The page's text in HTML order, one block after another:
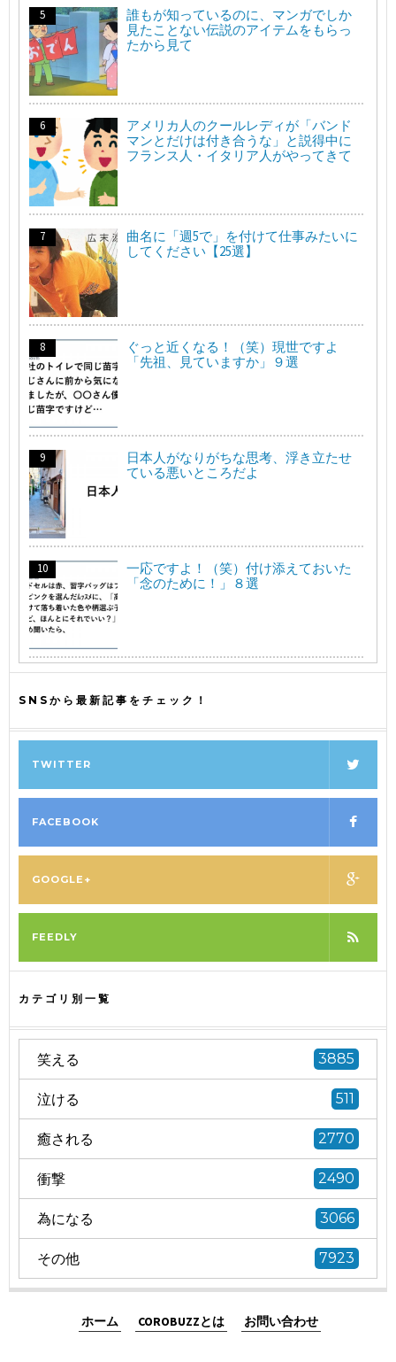
誰もが知っているのに、マンガでしか
見たことない伝説のアイテムをもらっ
たから見て
アメリカ人のクールレディが「バンド
マンとだけは付き合うな」と説得中に
フランス人・イタリア人がやってきて
曲名に「週5で」を付けて仕事みたいに
してください【25選】
ぐっと近くなる！（笑）現世ですよ
「先祖、見ていますか」９選
日本人がなりがちな思考、浮き立たせ
ている悪いところだよ
一応ですよ！（笑）付け添えておいた
「念のために！」８選
SNSから最新記事をチェック！
TWITTER
FACEBOOK
GOOGLE+
FEEDLY
カテゴリ別一覧
笑える 3885
泣ける 511
癒される 2770
衝撃 2490
為になる 3066
その他 7923
ホーム COROBUZZとは お問い合わせ